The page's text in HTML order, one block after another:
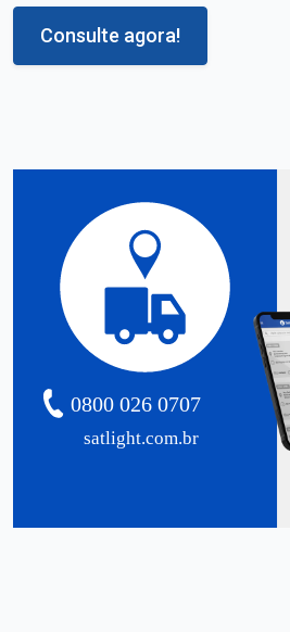
Consulte agora!
satlight.com.br
0800 026 0707